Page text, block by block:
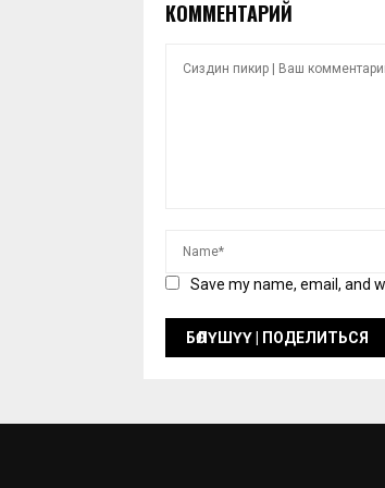
КОММЕНТАРИЙ
Save my name, email, and